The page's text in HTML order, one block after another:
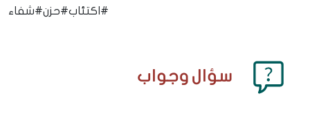
#اكتئاب#حزن#شفاء
سؤال وجواب